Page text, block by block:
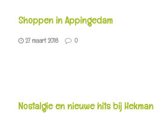
Shoppen in Appingedam
27 maart 2018 0
Nostalgie en nieuwe hits bij Hekman